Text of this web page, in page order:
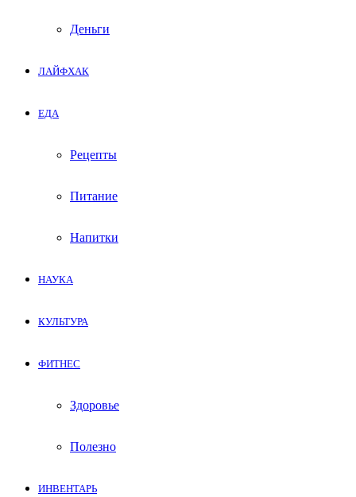
Деньги
ЛАЙФХАК
ЕДА
Рецепты
Питание
Напитки
НАУКА
КУЛЬТУРА
ФИТНЕС
Здоровье
Полезно
ИНВЕНТАРЬ